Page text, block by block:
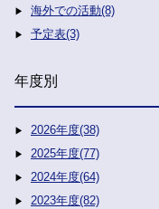
海外での活動(8)
予定表(3)
年度別
2026年度(38)
2025年度(77)
2024年度(64)
2023年度(82)